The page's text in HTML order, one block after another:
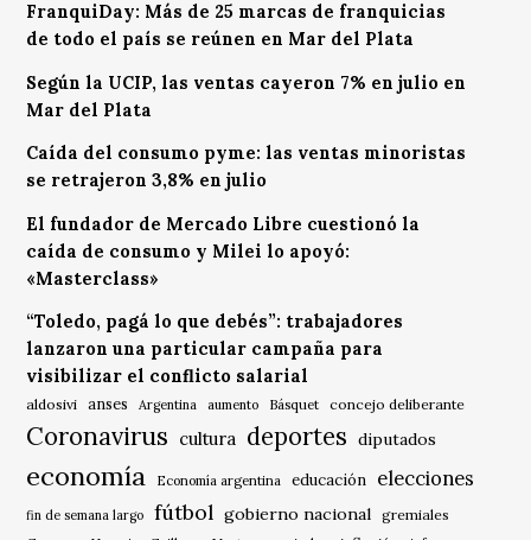
FranquiDay: Más de 25 marcas de franquicias
de todo el país se reúnen en Mar del Plata
Según la UCIP, las ventas cayeron 7% en julio en
Mar del Plata
Caída del consumo pyme: las ventas minoristas
se retrajeron 3,8% en julio
El fundador de Mercado Libre cuestionó la
caída de consumo y Milei lo apoyó:
«Masterclass»
“Toledo, pagá lo que debés”: trabajadores
lanzaron una particular campaña para
visibilizar el conflicto salarial
aldosivi anses Argentina aumento Básquet concejo deliberante
Coronavirus cultura deportes diputados
economía Economía argentina educación elecciones
fin de semana largo fútbol gobierno nacional gremiales